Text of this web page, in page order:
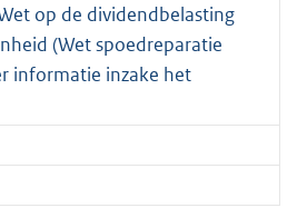
op de dividendbelasting
(Wet spoedreparatie
informatie inzake het